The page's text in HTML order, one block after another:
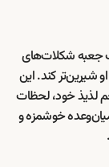
جعبه شکلات‌های
شیرین‌تر کند. این
لذیذ خود، لحظات
خوشمزه و